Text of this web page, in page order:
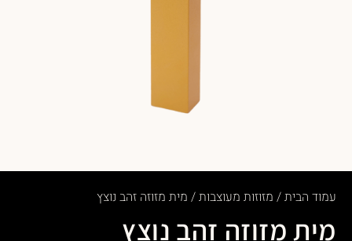
עמוד הבית/ מזוזות מעוצבות/ מית מזוזה זהב נוצץ
מית מזוזה זהב נוצץ